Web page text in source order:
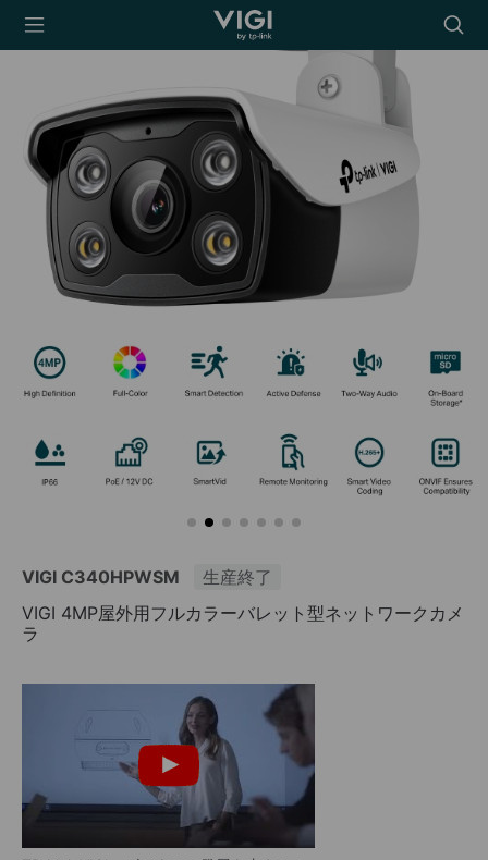
TP-Link, Reliably
icon
VIGI C340HPWSM
生産終了
VIGI 4MP屋外用フルカラーバレット型ネットワークカメ
ラ